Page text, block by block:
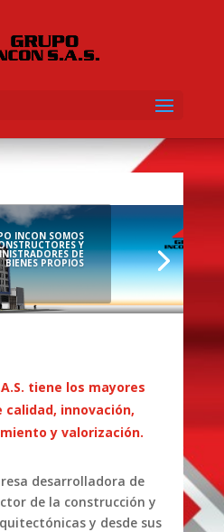
INCON SOMOS
Y
DE
BIENES PROPIOS
tiene los mayores
calidad, innovación,
y valorización.
desarrolladora de
de la construcción y
y desde sus